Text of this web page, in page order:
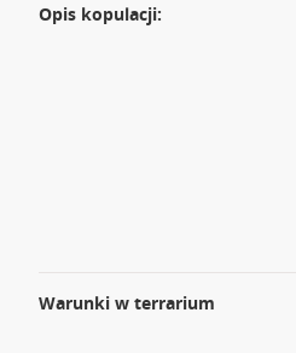
Opis kopulacji:
Warunki w terrarium